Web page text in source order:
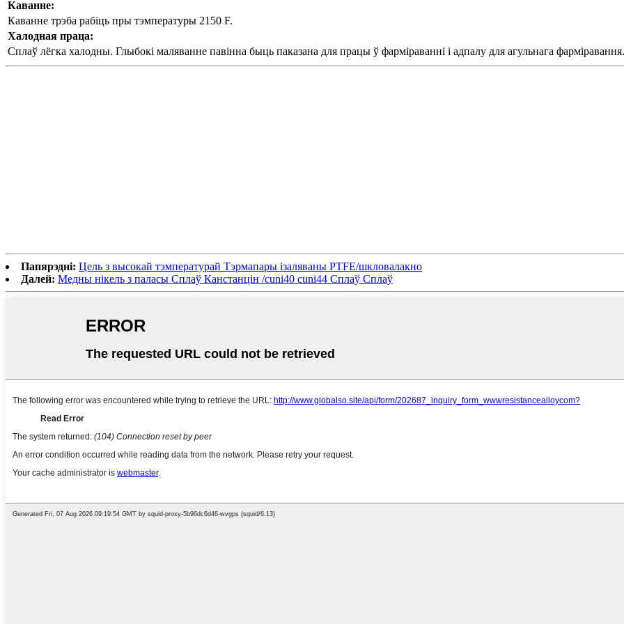
Каванне:
Каванне трэба рабіць пры тэмпературы 2150 F.
Халодная праца:
Сплаў лёгка халодны. Глыбокі маляванне павінна быць паказана для працы ў фарміраванні і адпалу для агульнага фарміравання.
Папярэдні: Цель з высокай тэмпературай Тэрмапары ізаляваны PTFE/шкловалакно
Далей: Медны нікель з паласы Сплаў Канстанцін /cuni40 cuni44 Сплаў Сплаў